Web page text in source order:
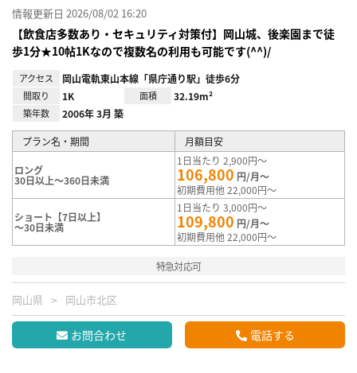
情報更新日 2026/08/02 16:20
【飲食店多数あり・セキュリティ対策付】岡山城、後楽園まで徒
歩1分★10帖1Kなので複数名の利用も可能です(^^)/
アクセス 岡山電軌東山本線「県庁通り駅」徒歩6分
間取り 1K 面積 32.19m²
築年数 2006年 3月 築
プラン名・期間 月額目安
ロング
30日以上～360日未満
1日当たり 2,900円～
106,800 円/月～
初期費用他 22,000円～
ショート【7日以上】
～30日未満
1日当たり 3,000円～
109,800 円/月～
初期費用他 22,000円～
特急対応可
岡山県 岡山市北区
お問合わせ 電話する